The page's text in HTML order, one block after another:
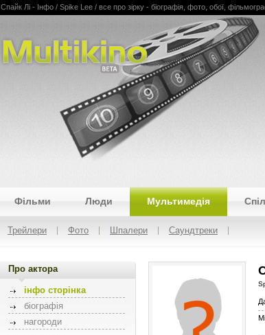
Multikino
Спайк Лі - Інфо / Spike Lee / все про зірку - біографія, фото, обої,
Фільми Люди Мультимедія
Трейлери Фото Шпалери Саундтреки
Про актора
інфо сторінка
біографія
нагороди